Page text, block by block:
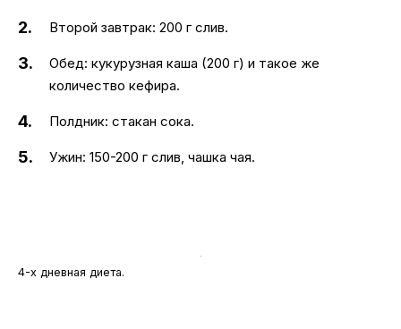
Второй завтрак: 200 г слив.
Обед: кукурузная каша (200 г) и такое же
количество кефира.
Полдник: стакан сока.
Ужин: 150-200 г слив, чашка чая.
4-х дневная диета.